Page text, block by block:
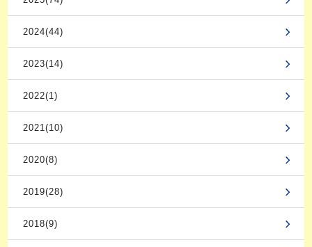
2024(44)
2023(14)
2022(1)
2021(10)
2020(8)
2019(28)
2018(9)